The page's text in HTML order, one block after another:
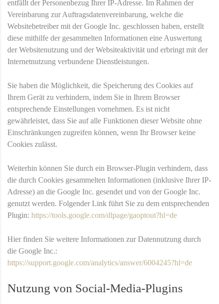
entfällt der Personenbezug Ihrer IP-Adresse. Im Rahmen der
Vereinbarung zur Auftragsdatenvereinbarung, welche die
Websitebetreiber mit der Google Inc. geschlossen haben, erstellt
diese mithilfe der gesammelten Informationen eine Auswertung
der Websitenutzung und der Websiteaktivität und erbringt mit der
Internetnutzung verbundene Dienstleistungen.
Sie haben die Möglichkeit, die Speicherung des Cookies auf
Ihrem Gerät zu verhindern, indem Sie in Ihrem Browser
entsprechende Einstellungen vornehmen. Es ist nicht
gewährleistet, dass Sie auf alle Funktionen dieser Website ohne
Einschränkungen zugreifen können, wenn Ihr Browser keine
Cookies zulässt.
Weiterhin können Sie durch ein Browser-Plugin verhindern, dass
die durch Cookies gesammelten Informationen (inklusive Ihrer IP-
Adresse) an die Google Inc. gesendet und von der Google Inc.
genutzt werden. Folgender Link führt Sie zu dem entsprechenden
Plugin: https://tools.google.com/dlpage/gaoptout?hl=de
Hier finden Sie weitere Informationen zur Datennutzung durch
die Google Inc.:
https://support.google.com/analytics/answer/6004245?hl=de
Nutzung von Social-Media-Plugins